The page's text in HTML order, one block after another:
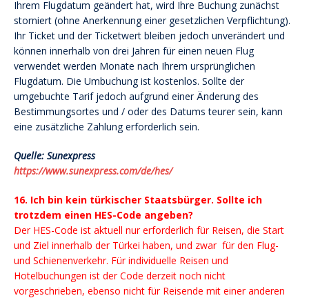
Ihrem Flugdatum geändert hat, wird Ihre Buchung zunächst
storniert (ohne Anerkennung einer gesetzlichen Verpflichtung).
Ihr Ticket und der Ticketwert bleiben jedoch unverändert und
können innerhalb von drei Jahren für einen neuen Flug
verwendet werden Monate nach Ihrem ursprünglichen
Flugdatum. Die Umbuchung ist kostenlos. Sollte der
umgebuchte Tarif jedoch aufgrund einer Änderung des
Bestimmungsortes und / oder des Datums teurer sein, kann
eine zusätzliche Zahlung erforderlich sein.
Quelle: Sunexpress
https://www.sunexpress.com/de/hes/
16. Ich bin kein türkischer Staatsbürger. Sollte ich
trotzdem einen HES-Code angeben?
Der HES-Code ist aktuell nur erforderlich für Reisen, die Start
und Ziel innerhalb der Türkei haben, und zwar für den Flug-
und Schienenverkehr. Für individuelle Reisen und
Hotelbuchungen ist der Code derzeit noch nicht
vorgeschrieben, ebenso nicht für Reisende mit einer anderen